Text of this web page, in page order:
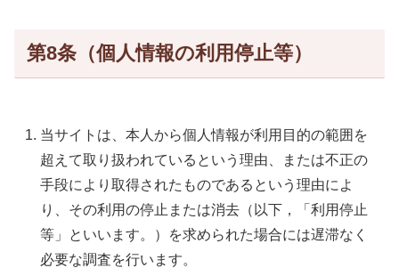
第8条（個人情報の利用停止等）
当サイトは、本人から個人情報が利用目的の範囲を
超えて取り扱われているという理由、または不正の
手段により取得されたものであるという理由によ
り、その利用の停止または消去（以下，「利用停止
等」といいます。）を求められた場合には遅滞なく
必要な調査を行います。